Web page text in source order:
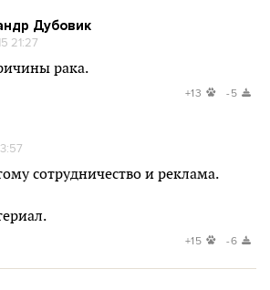
Дубовик
21:27
рака.
+13 -5
сотрудничество и реклама.
+15 -6